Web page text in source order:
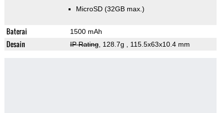
MicroSD (32GB max.)
Baterai 1500 mAh
Desain IP Rating, 128.7g , 115.5x63x10.4 mm